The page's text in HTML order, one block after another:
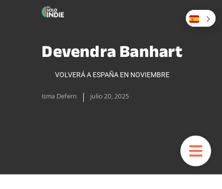
Devendra Banhart
VOLVERÁ A ESPAÑA EN NOVIEMBRE
Isma Defern julio 20, 2025